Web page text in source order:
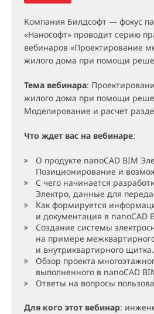
Компания Билдсофт — фокус
«Нанософт» проводит серию
вебинаров «Проектирование
жилого дома при помощи
Тема вебинара:
жилого дома при помощи
Моделирование и расчет
Что ждет вас на вебинаре:
О продукте nanoCAD BIM
Позиционирование и
С чего начинается
Электро, данные для
Как формируется
и документация в nanoCAD
Создание системы
на примере
и внутриквартирного щитка.
Обзор проекта
выполненного в nanoCAD
Ответы на вопросы
Для кого этот вебинар: